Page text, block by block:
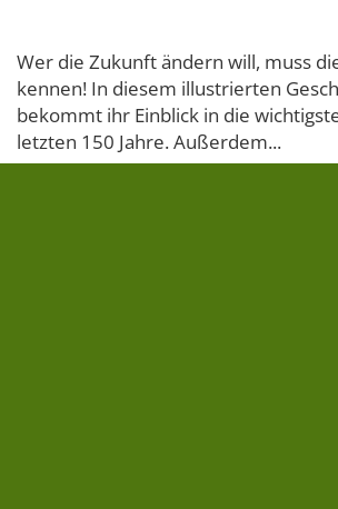
Wer die Zukunft ändern will, muss
kennen! In diesem illustrierten
bekommt ihr Einblick in die
letzten 150 Jahre. Außerdem...